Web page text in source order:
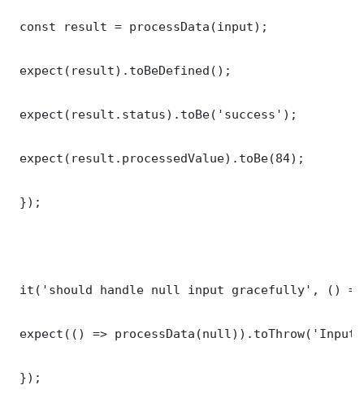
const result = processData(input);
expect(result).toBeDefined();
expect(result.status).toBe('success');
expect(result.processedValue).toBe(84);
});
it('should handle null input gracefully', ()
expect(() =>
});